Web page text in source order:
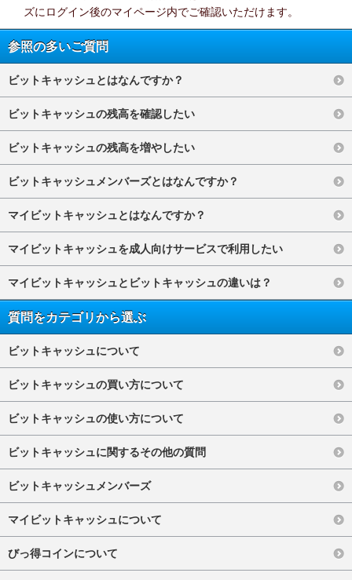
ズにログイン後のマイページ内でご確認いただけます。
参照の多いご質問
ビットキャッシュとはなんですか？
ビットキャッシュの残高を確認したい
ビットキャッシュの残高を増やしたい
ビットキャッシュメンバーズとはなんですか？
マイビットキャッシュとはなんですか？
マイビットキャッシュを成人向けサービスで利用したい
マイビットキャッシュとビットキャッシュの違いは？
質問をカテゴリから選ぶ
ビットキャッシュについて
ビットキャッシュの買い方について
ビットキャッシュの使い方について
ビットキャッシュに関するその他の質問
ビットキャッシュメンバーズ
マイビットキャッシュについて
びっ得コインについて